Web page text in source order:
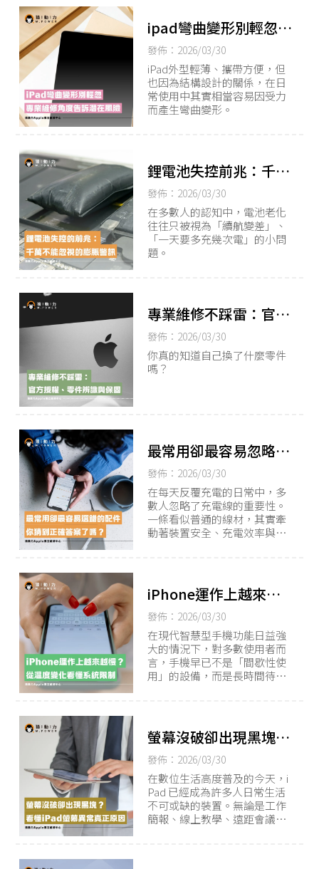
ipad彎曲變形別輕忽，
專業維修角度告訴你濳
在風險
發佈：2026/03/30
iPad外型輕薄、攜帶方便，但
也因為結構設計的關係，在日
常使用中其實相當容易因受力
而產生彎曲變形。
鋰電池失控前兆：千萬
不能忽視的膨脹警訊
發佈：2026/03/30
在多數人的認知中，電池老化
往往只被視為「續航變差」、
「一天要多充幾次電」的小問
題。
專業維修不踩雷：官方
授權、零件辨識與保固
發佈：2026/03/30
你真的知道自己換了什麼零件
嗎？
最常用卻最容易忽略的
配件，你猜到正確答案
了嗎？
發佈：2026/03/30
在每天反覆充電的日常中，多
數人忽略了充電線的重要性。
一條看似普通的線材，其實牽
動著裝置安全、充電效率與電
iPhone運作上越來越
慢？從溫度變化看懂系
統限制
發佈：2026/03/30
在現代智慧型手機功能日益強
大的情況下，對多數使用者而
言，手機早已不是「間歇性使
用」的設備，而是長時間待
螢幕沒破卻出現黑塊？
看懂iPad螢幕異常原因
發佈：2026/03/30
在數位生活高度普及的今天，i
Pad 已經成為許多人日常生活
不可或缺的裝置。無論是工作
簡報、線上教學、遠距會議、